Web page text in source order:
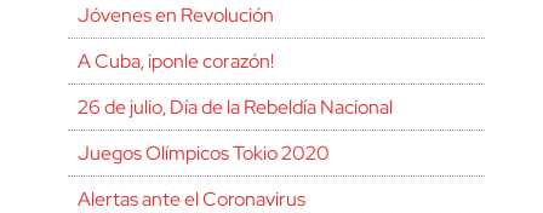
Jóvenes en Revolución
A Cuba, ¡ponle corazón!
26 de julio, Día de la Rebeldía Nacional
Juegos Olímpicos Tokio 2020
Alertas ante el Coronavirus